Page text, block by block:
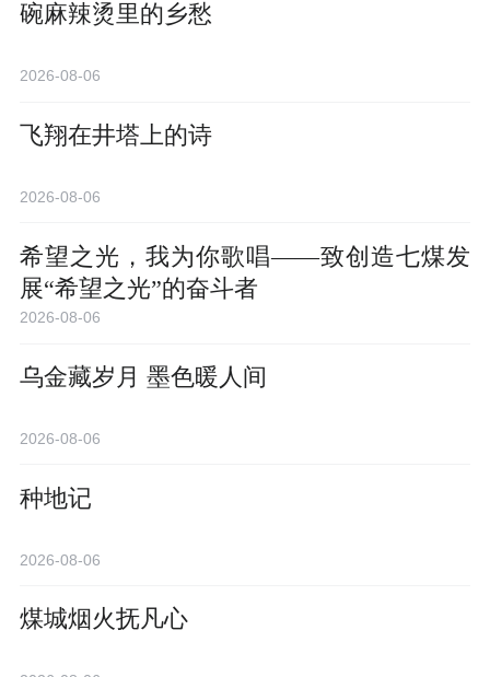
碗麻辣烫里的乡愁
2026-08-06
飞翔在井塔上的诗
2026-08-06
希望之光，我为你歌唱——致创造七煤发
展“希望之光”的奋斗者
2026-08-06
乌金藏岁月 墨色暖人间
2026-08-06
种地记
2026-08-06
煤城烟火抚凡心